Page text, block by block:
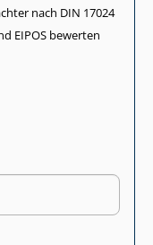
nach DIN 17024
EIPOS bewerten